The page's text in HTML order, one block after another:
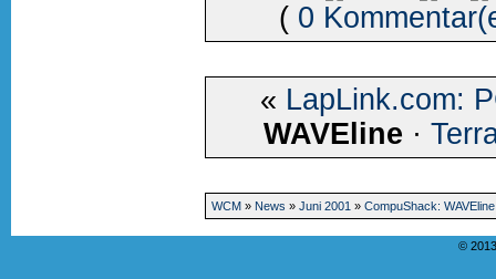
( 0
« LapLink.com:
WAVEline ·
WCM » News » Juni 2001 » CompuShack: WAVEline
©